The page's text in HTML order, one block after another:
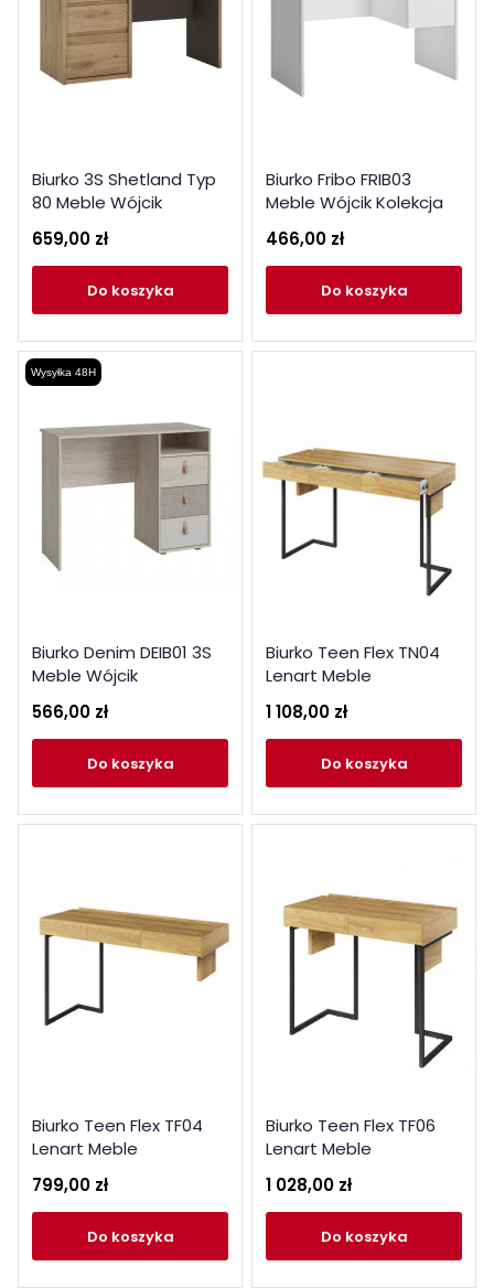
Biurko 3S Shetland Typ
80 Meble Wójcik
659,00 zł
do koszyka
Biurko Fribo FRIB03
Meble Wójcik Kolekcja
466,00 zł
do koszyka
Wysyłka 48H
Biurko Denim DEIB01 3S
Meble Wójcik
566,00 zł
do koszyka
Biurko Teen Flex TN04
Lenart Meble
1 108,00 zł
do koszyka
Biurko Teen Flex TF04
Lenart Meble
799,00 zł
do koszyka
Biurko Teen Flex TF06
Lenart Meble
1 028,00 zł
do koszyka